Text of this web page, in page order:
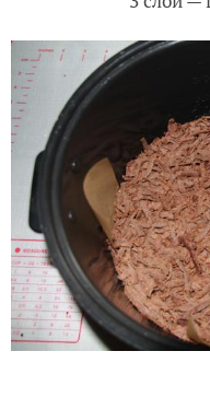
Поверх джема
выкладываем белки,
натираем светлое
3 слой —